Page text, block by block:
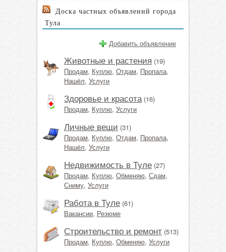
Доска частных объявлений города
Тула
Добавить объявление
Животные и растения (19)
Продам, Куплю, Отдам, Пропала,
Нашёл, Услуги
Здоровье и красота (16)
Продам, Куплю, Услуги
Личные вещи (31)
Продам, Куплю, Отдам, Пропала,
Нашёл, Услуги
Недвижимость в Туле (27)
Продам, Куплю, Обменяю, Сдам,
Сниму, Услуги
Работа в Туле (61)
Вакансии, Резюме
Строительство и ремонт (513)
Продам, Куплю, Обменяю, Услуги